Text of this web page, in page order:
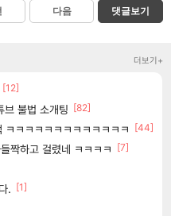
다음 댓글보기
더보기+
[12]
브 불법 소개팅 [82]
ㅋㅋㅋㅋㅋㅋㅋㅋㅋㅋㅋㅋ
[44]
짝하고 걸렸네 ㅋㅋㅋㅋ
[7]
. [1]